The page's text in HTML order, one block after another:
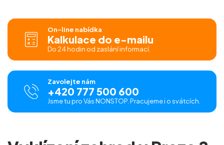
On-line nabídka
Kalkulace do e-mailu
Do 24 hodin od zaslání informací.
Zavolejte nám
+420 777 500 600
Jsme tu pro Vás NONSTOP. Pracujeme i o svátcích.